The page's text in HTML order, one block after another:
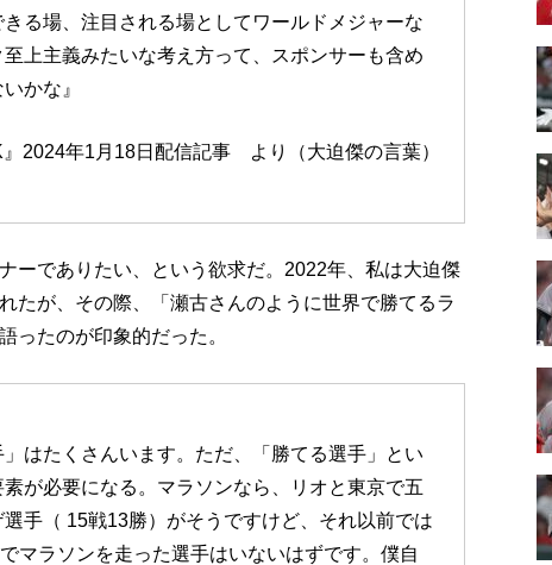
る場、注目される場としてワールドメジャーな
上主義みたいな考え方って、スポンサーも含め
かな』
2024年1月18日配信記事 より（大迫傑の言葉）
ーでありたい、という欲求だ。2022年、私は大迫傑
たが、その際、「瀬古さんのように世界で勝てるラ
ったのが印象的だった。
はたくさんいます。ただ、「勝てる選手」とい
が必要になる。マラソンなら、リオと東京で五
手（ 15戦13勝）がそうですけど、それ以前では
マラソンを走った選手はいないはずです。僕自